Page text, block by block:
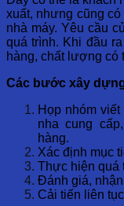
xuất, nhưng cũng
nhà máy. Yêu cầu
quá trình. Khi đầu
hàng, chất lượng có
Các bước xây
Họp nhóm
nha cung
hàng.
Xác định mục
Thực hiện quá
Đánh giá,
Cải tiến liên tục